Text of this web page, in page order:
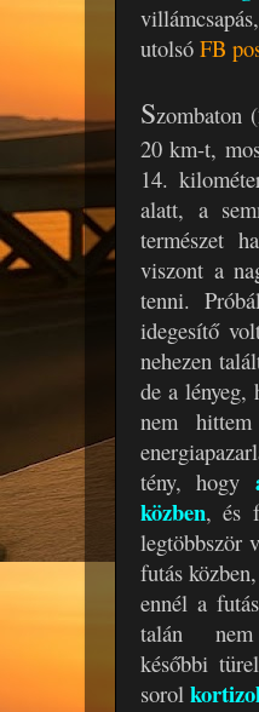
utolsó FB
Szombaton
20 km-t,
14.
alatt, a
természet
viszont a
tenni.
idegesítő
nehezen
de a lényeg,
nem
tény, hogy
közben, és
legtöbbször
futás
ennél a
talán
későbbi
sorol